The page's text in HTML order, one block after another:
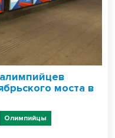
моста в
Олимпийцы